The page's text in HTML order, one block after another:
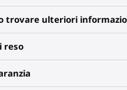
trovare ulteriori
reso